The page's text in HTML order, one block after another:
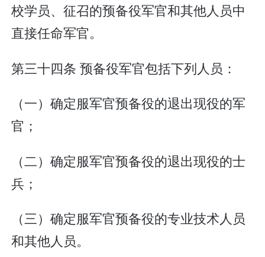
校学员、征召的预备役军官和其他人员中
直接任命军官。
第三十四条 预备役军官包括下列人员：
（一）确定服军官预备役的退出现役的军
官；
（二）确定服军官预备役的退出现役的士
兵；
（三）确定服军官预备役的专业技术人员
和其他人员。